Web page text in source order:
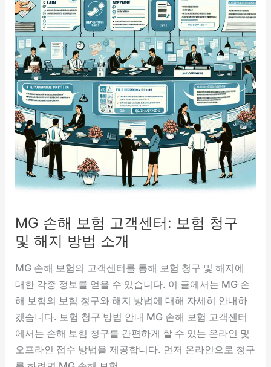
자
격
요
건
과
신
청
절
차
알
보
MG 손해 보험 고객센터: 보험 청구
및 해지 방법 소개
MG 손해 보험의 고객센터를 통해 보험 청구 및 해지에
대한 각종 정보를 얻을 수 있습니다. 이 글에서는 MG 손
해 보험의 보험 청구와 해지 방법에 대해 자세히 안내하
겠습니다. 보험 청구 방법 안내 MG 손해 보험 고객센터
에서는 손해 보험 청구를 간편하게 할 수 있는 온라인 및
오프라인 접수 방법을 제공합니다. 먼저 온라인으로 청구